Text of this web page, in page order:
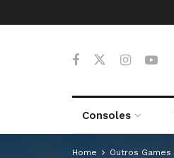
Consoles
Home Outros Games